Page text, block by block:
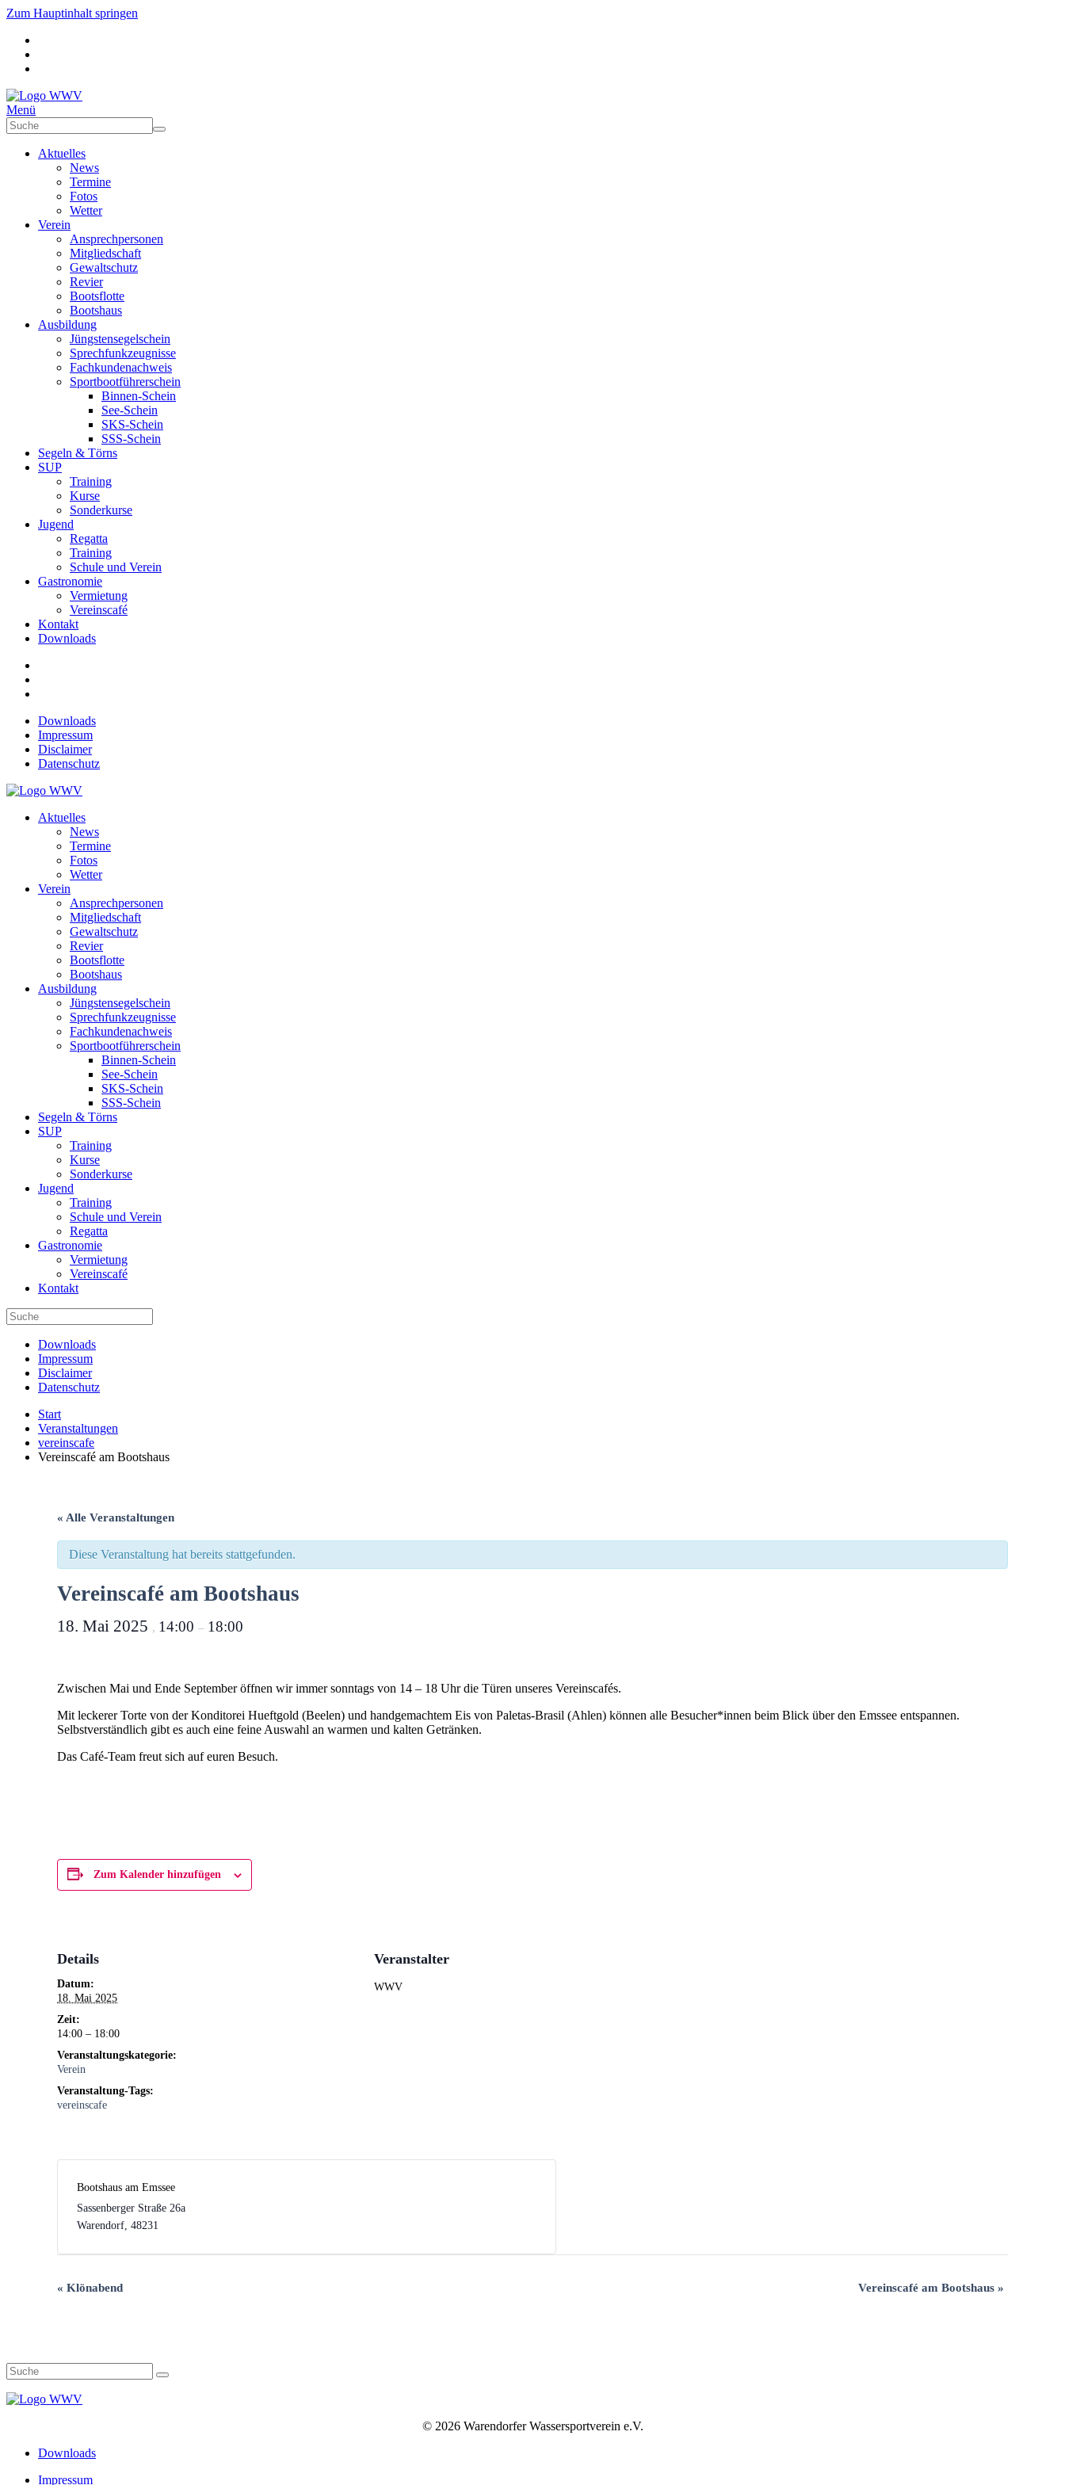
Zum Hauptinhalt springen
Menü
Aktuelles
News
Termine
Fotos
Wetter
Verein
Ansprechpersonen
Mitgliedschaft
Gewaltschutz
Revier
Bootsflotte
Bootshaus
Ausbildung
Jüngstensegelschein
Sprechfunkzeugnisse
Fachkundenachweis
Sportbootführerschein
Binnen-Schein
See-Schein
SKS-Schein
SSS-Schein
Segeln & Törns
SUP
Training
Kurse
Sonderkurse
Jugend
Regatta
Training
Schule und Verein
Gastronomie
Vermietung
Vereinscafé
Kontakt
Downloads
Downloads
Impressum
Disclaimer
Datenschutz
Aktuelles
News
Termine
Fotos
Wetter
Verein
Ansprechpersonen
Mitgliedschaft
Gewaltschutz
Revier
Bootsflotte
Bootshaus
Ausbildung
Jüngstensegelschein
Sprechfunkzeugnisse
Fachkundenachweis
Sportbootführerschein
Binnen-Schein
See-Schein
SKS-Schein
SSS-Schein
Segeln & Törns
SUP
Training
Kurse
Sonderkurse
Jugend
Training
Schule und Verein
Regatta
Gastronomie
Vermietung
Vereinscafé
Kontakt
Downloads
Impressum
Disclaimer
Datenschutz
Start
Veranstaltungen
vereinscafe
Vereinscafé am Bootshaus
« Alle Veranstaltungen
Diese Veranstaltung hat bereits stattgefunden.
Vereinscafé am Bootshaus
18. Mai 2025 , 14:00 – 18:00
Zwischen Mai und Ende September öffnen wir immer sonntags von 14 – 18 Uhr die Türen unseres Vereinscafés.
Mit leckerer Torte von der Konditorei Hueftgold (Beelen) und handgemachtem Eis von Paletas-Brasil (Ahlen) können alle Besucher*innen beim Blick über den Emssee entspannen.
Selbstverständlich gibt es auch eine feine Auswahl an warmen und kalten Getränken.
Das Café-Team freut sich auf euren Besuch.
Zum Kalender hinzufügen
Details
Datum:
18. Mai 2025
Zeit:
14:00 – 18:00
Veranstaltungskategorie:
Verein
Veranstaltung-Tags:
vereinscafe
Veranstalter
WWV
Bootshaus am Emssee
Sassenberger Straße 26a
Warendorf, 48231
Veranstaltung-
« Klönabend Vereinscafé am Bootshaus »
© 2026 Warendorfer Wassersportverein e.V.
Downloads
Impressum